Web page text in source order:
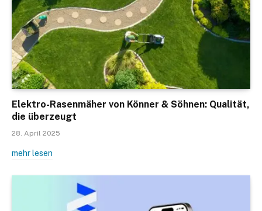
Elektro-Rasenmäher von Könner & Söhnen: Qualität,
die überzeugt
28. April 2025
mehr lesen